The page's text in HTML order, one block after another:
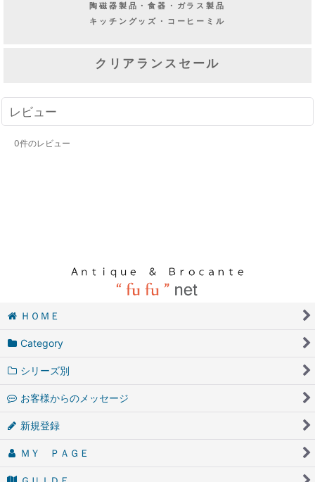
陶磁器製品・食器・ガラス製品
キッチングッズ・コーヒーミル
クリアランスセール
レビュー
0件のレビュー
ＨＯＭＥ
Category
シリーズ別
お客様からのメッセージ
新規登録
ＭＹ ＰＡＧＥ